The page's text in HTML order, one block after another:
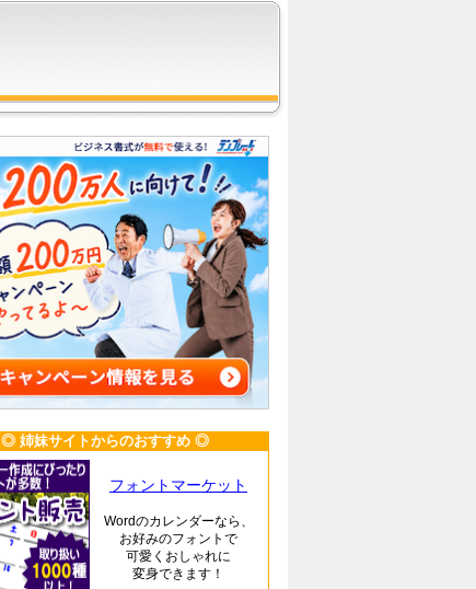
◎ 姉妹サイトからのおすすめ ◎
フォントマーケット
Wordのカレンダーなら、
お好みのフォントで
可愛くおしゃれに
変身できます！